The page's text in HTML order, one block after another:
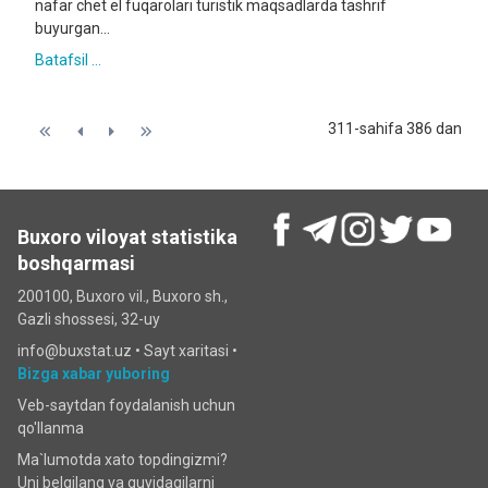
nafar chet el fuqarolari turistik maqsadlarda tashrif
buyurgan...
Batafsil ...
311-sahifa 386 dan
Buxoro viloyat statistika
boshqarmasi
200100, Buxoro vil., Buxoro sh.,
Gazli shossesi, 32-uy
info@buxstat.uz • Sayt xaritasi •
Bizga xabar yuboring
Veb-saytdan foydalanish uchun
qo'llanma
Ma`lumotda xato topdingizmi?
Uni belgilang va quyidagilarni